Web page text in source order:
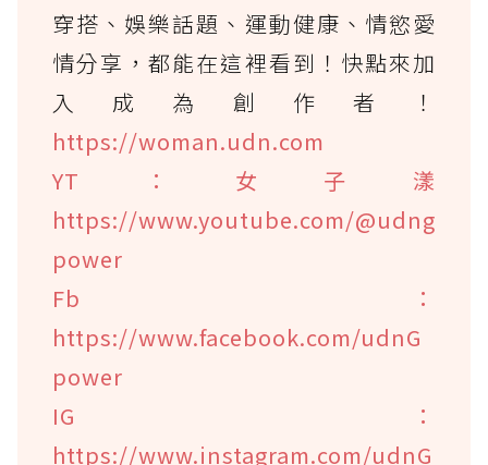
穿搭、娛樂話題、運動健康、情慾愛
情分享，都能在這裡看到！快點來加
入成為創作者！
https://woman.udn.com
YT：女子漾
https://www.youtube.com/@udng
power
Fb：
https://www.facebook.com/udnG
power
IG：
https://www.instagram.com/udnG